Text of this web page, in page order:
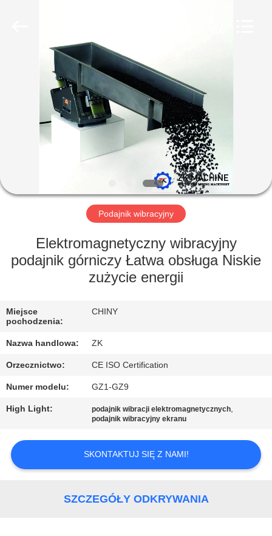
PRODUKTY
FILMY
POKAZ
VR
NAS
PO
FABRYCE
KONTROLA
JAKOŚCI
SIĘ
Podajnik wibracyjny
Elektromagnetyczny wibracyjny
podajnik górniczy Łatwa obsługa Niskie
zużycie energii
Miejsce
pochodzenia:
CHINY
Nazwa handlowa: ZK
Orzecznictwo: CE ISO Certification
Numer modelu: GZ1-GZ9
High Light: podajnik wibracji elektromagnetycznych,
podajnik wibracyjny ekranu
SKONTAKTUJ SIĘ Z NAMI!
SZCZEGÓŁY ODKRYWANIA